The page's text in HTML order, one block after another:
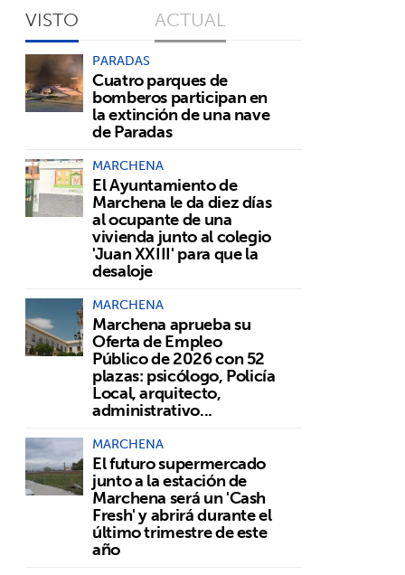
VISTO ACTUAL
PARADAS
Cuatro parques de
bomberos participan en
la extinción de una nave
de Paradas
MARCHENA
El Ayuntamiento de
Marchena le da diez días
al ocupante de una
vivienda junto al colegio
'Juan XXIII' para que la
desaloje
MARCHENA
Marchena aprueba su
Oferta de Empleo
Público de 2026 con 52
plazas: psicólogo, Policía
Local, arquitecto,
administrativo...
MARCHENA
El futuro supermercado
junto a la estación de
Marchena será un 'Cash
Fresh' y abrirá durante el
último trimestre de este
año